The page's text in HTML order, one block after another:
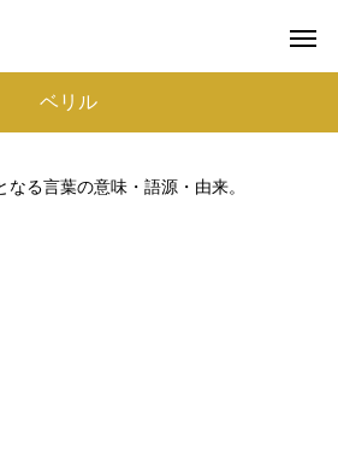
ベリル
なる言葉の意味・語源・由来。